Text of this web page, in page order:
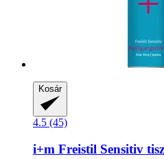
Kosár
4.5 (45)
i+m Freistil Sensitiv